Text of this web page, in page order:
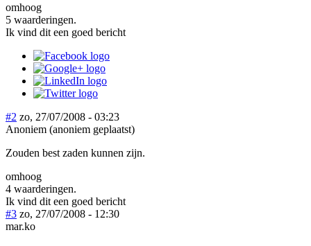
omhoog
5 waarderingen.
Ik vind dit een goed bericht
#2 zo, 27/07/2008 - 03:23
Anoniem (anoniem geplaatst)
Zouden best zaden kunnen zijn.
omhoog
4 waarderingen.
Ik vind dit een goed bericht
#3 zo, 27/07/2008 - 12:30
mar.ko